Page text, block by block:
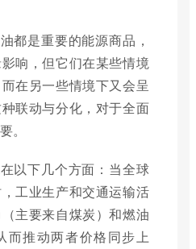
都是重要的能源商品，
响，但它们在某些情境
在另一些情境下又会呈
联动与分化，对于全面
。
以下几个方面：当全球
工业生产和交通运输活
主要来自煤炭）和燃油
而推动两者价格同步上